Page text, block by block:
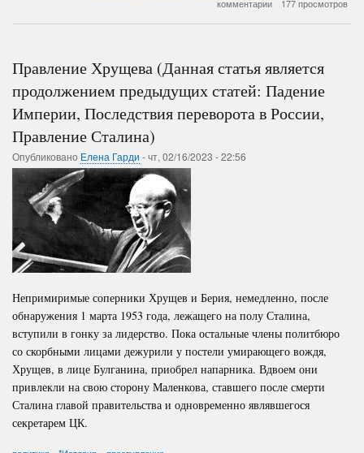
(Данная
продолжением
статей:
Падение
Последствия
переворота
в
России,
Правление
Сталина,
Правление
Хрущева)
комментарии
177 просмотров
Правление Хрущева (Данная статья является
продолжением предыдущих статей: Падение
Империи, Последствия переворота в России,
Правление Сталина)
Опубликовано Елена Гарди -чт, 02/16/2023 - 22:56
Непримиримые соперники Хрущев и Берия, немедленно, после
обнаружения 1 марта 1953 года, лежащего на полу Сталина,
вступили в гонку за лидерство. Пока остальные члены политбюро
со скорбными лицами дежурили у постели умирающего вождя,
Хрущев, в лице Булганина, приобрел напарника. Вдвоем они
привлекли на свою сторону Маленкова, ставшего после смерти
Сталина главой правительства и одновременно являвшегося
секретарем ЦК.